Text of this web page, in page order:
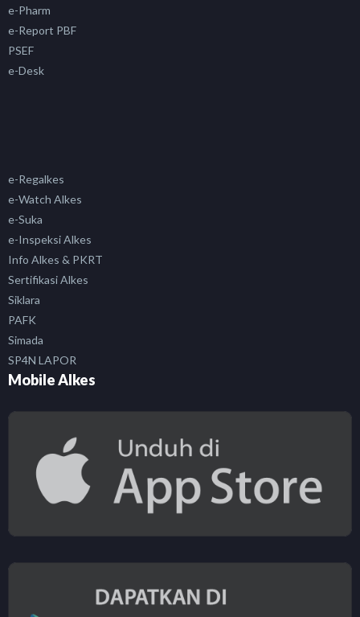
e-Pharm
e-Report PBF
PSEF
e-Desk
e-Regalkes
e-Watch Alkes
e-Suka
e-Inspeksi Alkes
Info Alkes & PKRT
Sertifikasi Alkes
Siklara
PAFK
Simada
SP4N LAPOR
Mobile Alkes